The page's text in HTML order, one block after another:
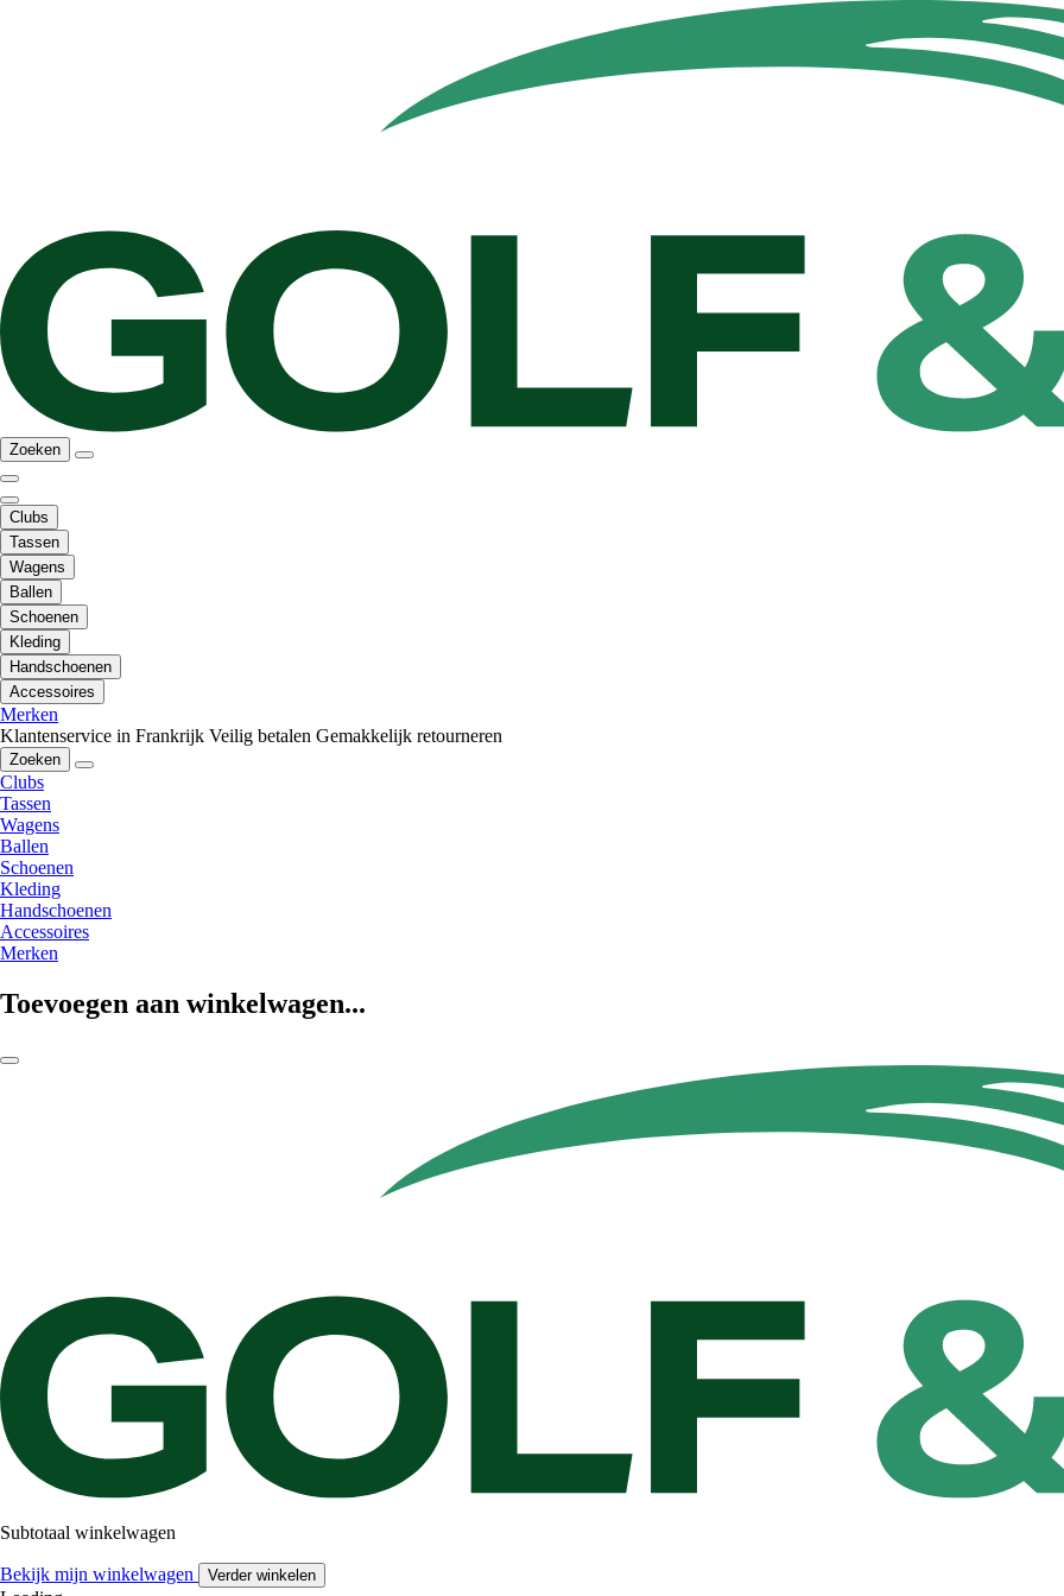
Zoeken
Clubs
Tassen
Wagens
Ballen
Schoenen
Kleding
Handschoenen
Accessoires
Merken
Klantenservice in Frankrijk Veilig betalen Gemakkelijk retourneren
Zoeken
Clubs
Tassen
Wagens
Ballen
Schoenen
Kleding
Handschoenen
Accessoires
Merken
Toevoegen aan winkelwagen...
Subtotaal winkelwagen
Bekijk mijn winkelwagen Verder winkelen